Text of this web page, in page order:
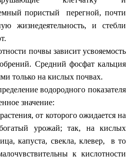
пористый перегной, почти
жизнедеятельность, и стебли
почвы зависит усвояемость
Средний фосфат кальция
только на кислых почвах.
водородного показателя
значение:
от которого ожидается на
урожай; так, на кислых
капуста, свекла, клевер, в то
к кислотности